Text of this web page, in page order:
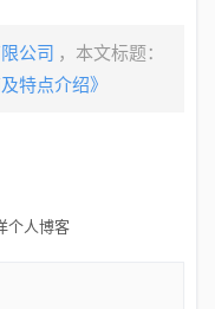
公司 ，本文标题：
特点介绍》
个人博客